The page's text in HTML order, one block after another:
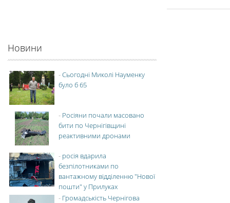
Новини
-Сьогодні Миколі Науменку
було б 65
- Росіяни почали масовано
бити по Чернігівщині
реактивними дронами
- росія вдарила
безпілотниками по
вантажному відділенню "Нової
пошти" у Прилуках
- Громадськість Чернігова